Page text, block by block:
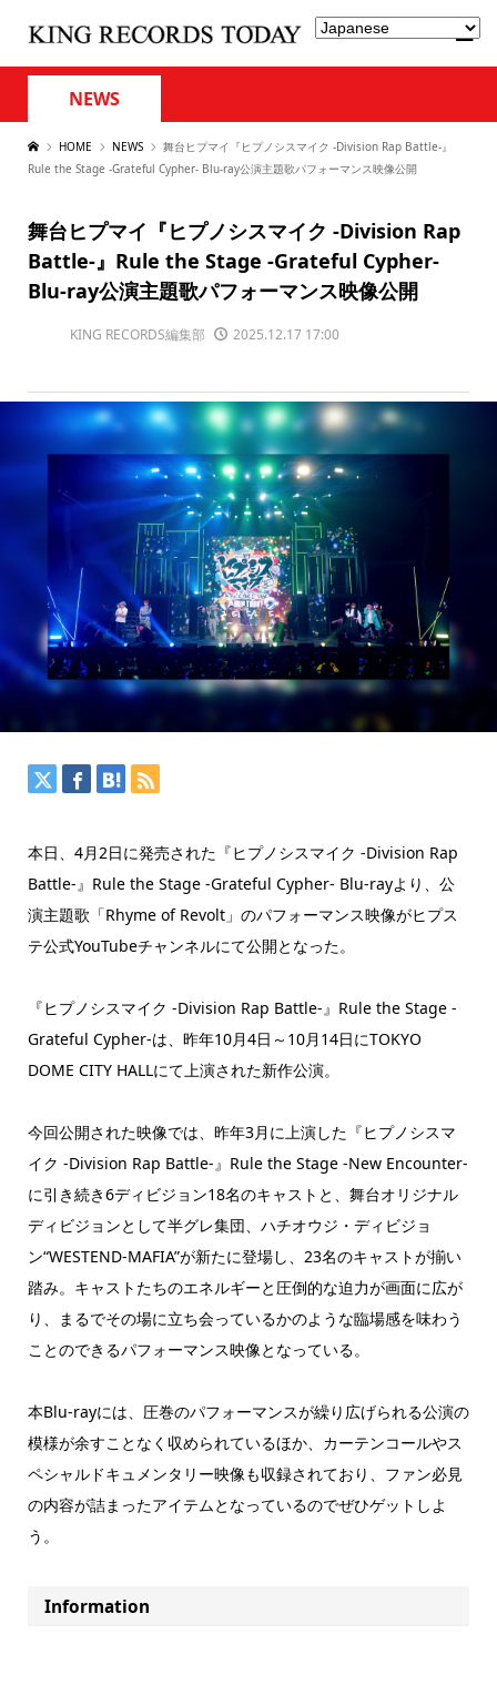
NEWS
HOME NEWS
舞台ヒプマイ『ヒプノシスマイク -Division Rap Battle-』
Rule the Stage -Grateful Cypher- Blu-ray公演主題歌パフォーマンス映像公開
舞台ヒプマイ『ヒプノシスマイク -Division Rap
Battle-』Rule the Stage -Grateful Cypher-
Blu-ray公演主題歌パフォーマンス映像公開
KING RECORDS編集部 2025.12.17 17:00
本日、4月2日に発売された『ヒプノシスマイク -Division Rap
Battle-』Rule the Stage -Grateful Cypher- Blu-rayより、公
演主題歌「Rhyme of Revolt」のパフォーマンス映像がヒプス
テ公式YouTubeチャンネルにて公開となった。
『ヒプノシスマイク -Division Rap Battle-』Rule the Stage -
Grateful Cypher-は、昨年10月4日～10月14日にTOKYO
DOME CITY HALLにて上演された新作公演。
今回公開された映像では、昨年3月に上演した『ヒプノシスマ
イク -Division Rap Battle-』Rule the Stage -New Encounter-
に引き続き6ディビジョン18名のキャストと、舞台オリジナル
ディビジョンとして半グレ集団、ハチオウジ・ディビジョ
ン“WESTEND-MAFIA”が新たに登場し、23名のキャストが揃い
踏み。キャストたちのエネルギーと圧倒的な迫力が画面に広が
り、まるでその場に立ち会っているかのような臨場感を味わう
ことのできるパフォーマンス映像となっている。
本Blu-rayには、圧巻のパフォーマンスが繰り広げられる公演の
模様が余すことなく収められているほか、カーテンコールやス
ペシャルドキュメンタリー映像も収録されており、ファン必見
の内容が詰まったアイテムとなっているのでぜひゲットしよ
う。
Information